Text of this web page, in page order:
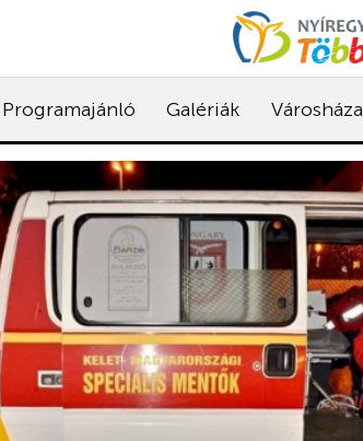
Programajánló Galériák Városháza